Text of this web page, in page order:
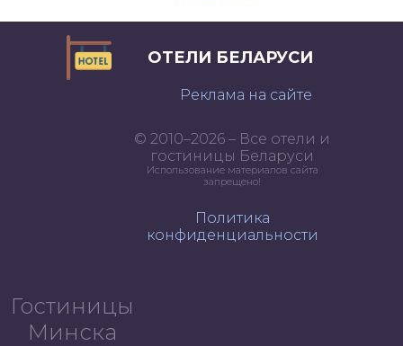
ОТЕЛИ БЕЛАРУСИ
Реклама на сайте
© 2010–2026 – Все отели и
гостиницы Беларуси
Использование материалов сайта
запрещено!
Политика
конфиденциальности
Гостиницы
Минска